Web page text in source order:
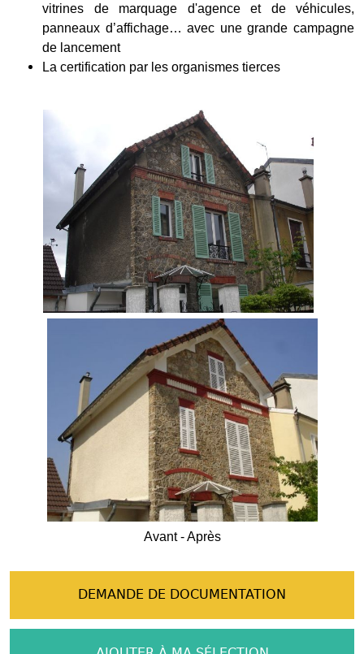
vitrines de marquage d'agence et de véhicules,
panneaux d’affichage… avec une grande campagne
de lancement
La certification par les organismes tierces
Avant - Après
DEMANDE DE DOCUMENTATION